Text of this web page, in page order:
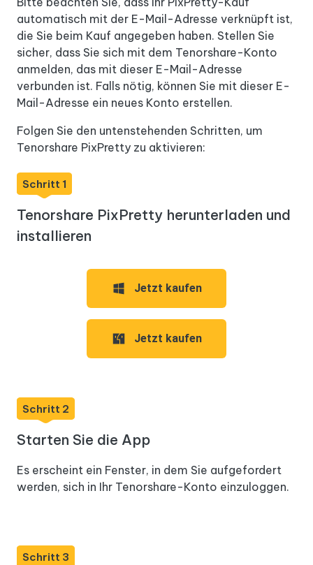
automatisch mit der E-Mail-Adresse verknüpft ist,
die Sie beim Kauf angegeben haben. Stellen Sie
sicher, dass Sie sich mit dem Tenorshare-Konto
anmelden, das mit dieser E-Mail-Adresse
verbunden ist. Falls nötig, können Sie mit dieser E-
Mail-Adresse ein neues Konto erstellen.
Folgen Sie den untenstehenden Schritten, um
Tenorshare PixPretty zu aktivieren:
Schritt 1
Tenorshare PixPretty herunterladen und
installieren
Jetzt kaufen
Jetzt kaufen
Schritt 2
Starten Sie die App
Es erscheint ein Fenster, in dem Sie aufgefordert
werden, sich in Ihr Tenorshare-Konto einzuloggen.
Schritt 3